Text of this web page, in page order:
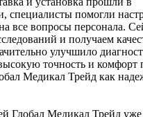
специалисты помогли
все вопросы персонала.
и получаем
улучшило
точность и комфорт
Медикал Трейд как
Глобал Медикал Трейд уже